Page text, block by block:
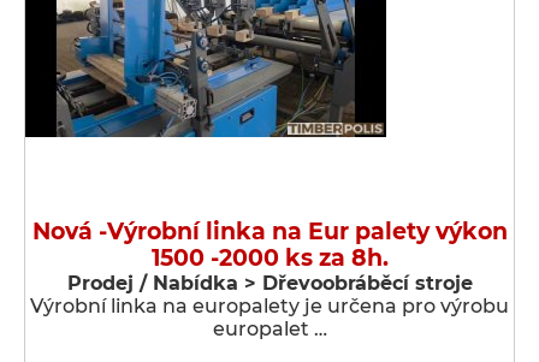
Nová -Výrobní linka na Eur palety výkon
1500 -2000 ks za 8h.
Prodej / Nabídka > Dřevoobráběcí stroje
Výrobní linka na europalety je určena pro výrobu
europalet …